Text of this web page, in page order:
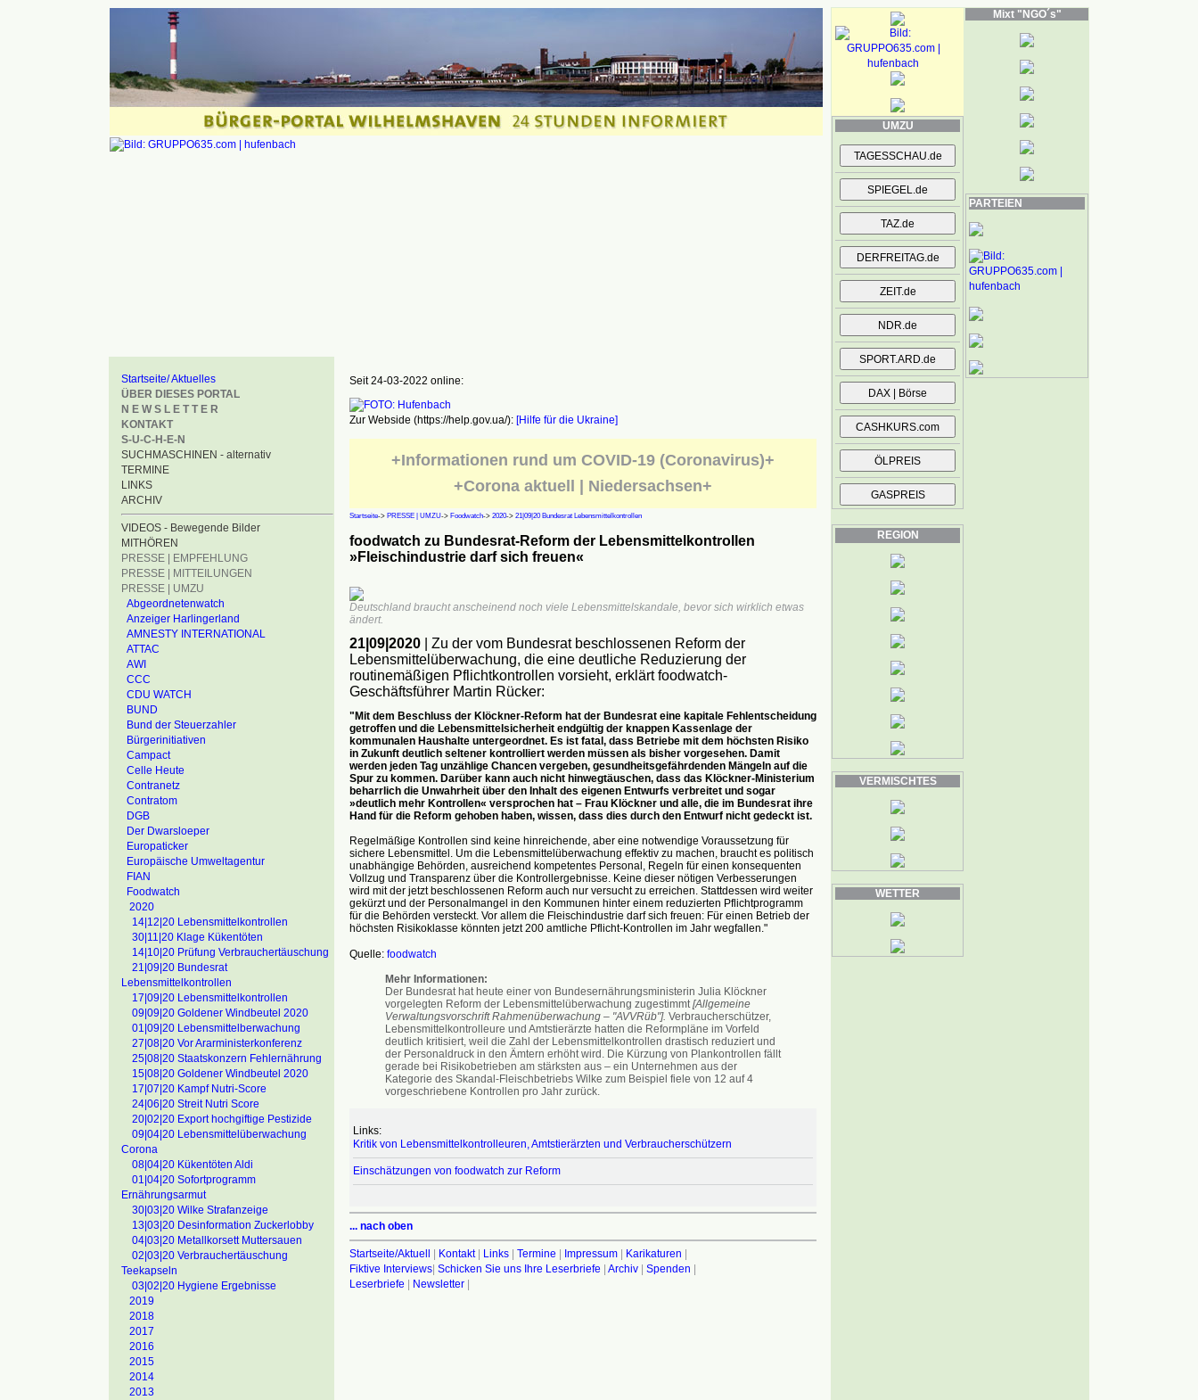
UMZU
REGION
VERMISCHTES
WETTER
Mixt "NGO´s"
PARTEIEN
Startseite/ Aktuelles
ÜBER DIESES PORTAL
N E W S L E T T E R
KONTAKT
S-U-C-H-E-N
SUCHMASCHINEN - alternativ
TERMINE
LINKS
ARCHIV
VIDEOS - Bewegende Bilder
MITHÖREN
PRESSE | EMPFEHLUNG
PRESSE | MITTEILUNGEN
PRESSE | UMZU
Abgeordnetenwatch
Anzeiger Harlingerland
AMNESTY INTERNATIONAL
ATTAC
AWI
CCC
CDU WATCH
BUND
Bund der Steuerzahler
Bürgerinitiativen
Campact
Celle Heute
Contranetz
Contratom
DGB
Der Dwarsloeper
Europaticker
Europäische Umweltagentur
FIAN
Foodwatch
2020
14|12|20 Lebensmittelkontrollen
30|11|20 Klage Kükentöten
14|10|20 Prüfung Verbrauchertäuschung
21|09|20 Bundesrat
Lebensmittelkontrollen
17|09|20 Lebensmittelkontrollen
09|09|20 Goldener Windbeutel 2020
01|09|20 Lebensmittelberwachung
27|08|20 Vor Ararministerkonferenz
25|08|20 Staatskonzern Fehlernährung
15|08|20 Goldener Windbeutel 2020
17|07|20 Kampf Nutri-Score
24|06|20 Streit Nutri Score
20|02|20 Export hochgiftige Pestizide
09|04|20 Lebensmittelüberwachung
Corona
08|04|20 Kükentöten Aldi
01|04|20 Sofortprogramm
Ernährungsarmut
30|03|20 Wilke Strafanzeige
13|03|20 Desinformation Zuckerlobby
04|03|20 Metallkorsett Muttersauen
02|03|20 Verbrauchertäuschung
Teekapseln
03|02|20 Hygiene Ergebnisse
2019
2018
2017
2016
2015
2014
2013
Seit 24-03-2022 online:
Zur Webside (https://help.gov.ua/): [Hilfe für die Ukraine]
+Informationen rund um COVID-19 (Coronavirus)+
+Corona aktuell | Niedersachsen+
Startseite-> PRESSE | UMZU-> Foodwatch-> 2020-> 21|09|20 Bundesrat Lebensmittelkontrollen
foodwatch zu Bundesrat-Reform der Lebensmittelkontrollen
»Fleischindustrie darf sich freuen«
Deutschland braucht anscheinend noch viele Lebensmittelskandale, bevor sich wirklich etwas
ändert.
21|09|2020
| Zu der vom Bundesrat beschlossenen Reform der
Lebensmittelüberwachung, die eine deutliche Reduzierung der
routinemäßigen Pflichtkontrollen vorsieht, erklärt foodwatch-
Geschäftsführer Martin Rücker:
"Mit dem Beschluss der Klöckner-Reform hat der Bundesrat eine kapitale Fehlentscheidung
getroffen und die Lebensmittelsicherheit endgültig der knappen Kassenlage der
kommunalen Haushalte untergeordnet. Es ist fatal, dass Betriebe mit dem höchsten Risiko
in Zukunft deutlich seltener kontrolliert werden müssen als bisher vorgesehen. Damit
werden jeden Tag unzählige Chancen vergeben, gesundheitsgefährdenden Mängeln auf die
Spur zu kommen. Darüber kann auch nicht hinwegtäuschen, dass das Klöckner-Ministerium
beharrlich die Unwahrheit über den Inhalt des eigenen Entwurfs verbreitet und sogar
»deutlich mehr Kontrollen« versprochen hat – Frau Klöckner und alle, die im Bundesrat ihre
Hand für die Reform gehoben haben, wissen, dass dies durch den Entwurf nicht gedeckt ist.
Regelmäßige Kontrollen sind keine hinreichende, aber eine notwendige Voraussetzung für
sichere Lebensmittel. Um die Lebensmittelüberwachung effektiv zu machen, braucht es politisch
unabhängige Behörden, ausreichend kompetentes Personal, Regeln für einen konsequenten
Vollzug und Transparenz über die Kontrollergebnisse. Keine dieser nötigen Verbesserungen
wird mit der jetzt beschlossenen Reform auch nur versucht zu erreichen. Stattdessen wird weiter
gekürzt und der Personalmangel in den Kommunen hinter einem reduzierten Pflichtprogramm
für die Behörden versteckt. Vor allem die Fleischindustrie darf sich freuen: Für einen Betrieb der
höchsten Risikoklasse könnten jetzt 200 amtliche Pflicht-Kontrollen im Jahr wegfallen."
Quelle: foodwatch
Mehr Informationen:
Der Bundesrat hat heute einer von Bundesernährungsministerin Julia Klöckner
vorgelegten Reform der Lebensmittelüberwachung zugestimmt[Allgemeine
Verwaltungsvorschrift Rahmenüberwachung – "AVVRüb"]. Verbraucherschützer,
Lebensmittelkontrolleure und Amtstierärzte hatten die Reformpläne im Vorfeld
deutlich kritisiert, weil die Zahl der Lebensmittelkontrollen drastisch reduziert und
der Personaldruck in den Ämtern erhöht wird. Die Kürzung von Plankontrollen fällt
gerade bei Risikobetrieben am stärksten aus – ein Unternehmen aus der
Kategorie des Skandal-Fleischbetriebs Wilke zum Beispiel fiele von 12 auf 4
vorgeschriebene Kontrollen pro Jahr zurück.
Links:
Kritik von Lebensmittelkontrolleuren, Amtstierärzten und Verbraucherschützern
Einschätzungen von foodwatch zur Reform
... nach oben
Startseite/Aktuell | Kontakt| Links| Termine | Impressum| Karikaturen |
Fiktive Interviews| Schicken Sie uns Ihre Leserbriefe | Archiv| Spenden |
Leserbriefe | Newsletter|